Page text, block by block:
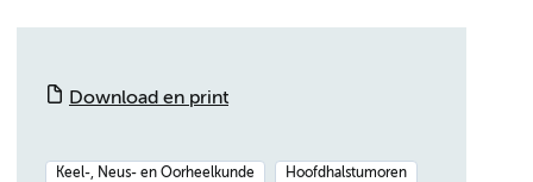
Download en print
Keel-, Neus- en Oorheelkunde Hoofdhalstumoren